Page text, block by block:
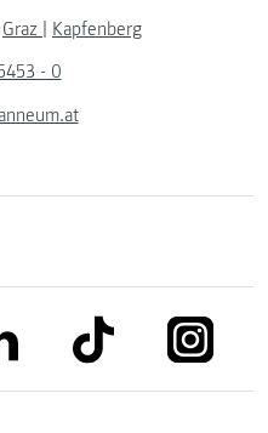
Graz | Kapfenberg
- 0
link to linkedinlink to tiktok link to